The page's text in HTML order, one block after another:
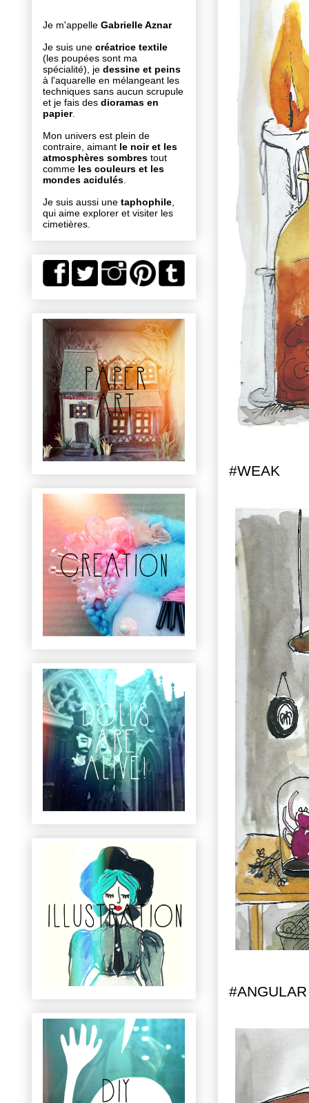
#WEAK
#ANGULAR
Je m'appelle Gabrielle Aznar
Je suis une créatrice textile
(les poupées sont ma
spécialité), je dessine et peins
à l'aquarelle en mélangeant les
techniques sans aucun scrupule
et je fais des dioramas en
papier.
Mon univers est plein de
contraire, aimant le noir et les
atmosphères sombres tout
comme les couleurs et les
mondes acidulés
Je suis aussi une taphophile
qui aime explorer et visiter les
cimetières.